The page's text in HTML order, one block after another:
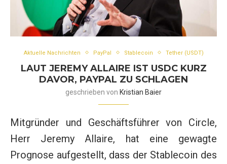
Aktuelle Nachrichten PayPal Stablecoin Tether (USDT)
LAUT JEREMY ALLAIRE IST USDC KURZ
DAVOR, PAYPAL ZU SCHLAGEN
geschrieben von Kristian Baier
Mitgründer und Geschäftsführer von Circle,
Herr Jeremy Allaire, hat eine gewagte
Prognose aufgestellt, dass der Stablecoin des